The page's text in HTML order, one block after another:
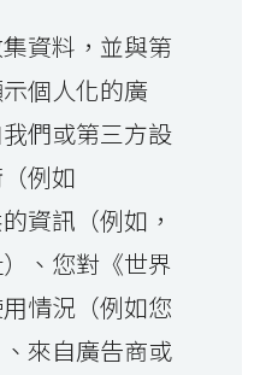
資料，並與第
個人化的廣
們或第三方設
例如
資訊（例如，
、您對《世界
情況（例如您
來自廣告商或